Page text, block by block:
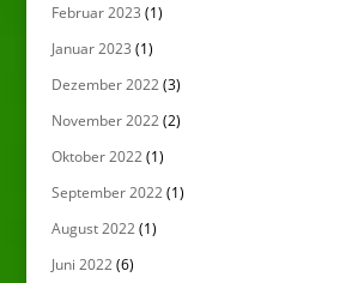
Februar 2023 (1)
Januar 2023 (1)
Dezember 2022(3)
November 2022(2)
Oktober 2022(1)
September 2022(1)
August 2022(1)
Juni 2022(6)